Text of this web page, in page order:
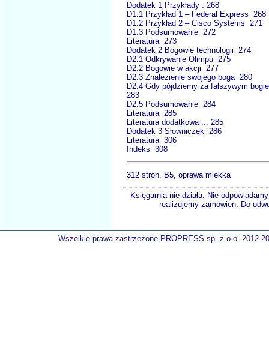
Dodatek 1 Przykłady . 268
D1.1 Przykład 1 – Federal Express 268
D1.2 Przykład 2 – Cisco Systems 271
D1.3 Podsumowanie 272
Literatura 273
Dodatek 2 Bogowie technologii 274
D2.1 Odkrywanie Olimpu 275
D2.2 Bogowie w akcji 277
D2.3 Znalezienie swojego boga 280
D2.4 Gdy pójdziemy za fałszywym
283
D2.5 Podsumowanie 284
Literatura 285
Literatura dodatkowa ... 285
Dodatek 3 Słowniczek 286
Literatura 306
Indeks 308
312 stron, B5, oprawa miękka
Księgarnia nie działa. Nie
realizujemy zamówien. Do
Wszelkie prawa zastrzeżone PROPRESS sp. z o.o. 2012-